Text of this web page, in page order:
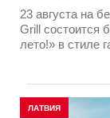
23 августа на
Grill состоится
лето!» в стиле
ЛАТВИЯ